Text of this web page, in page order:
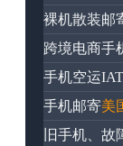
裸机散装邮
跨境电商手
手机空运
手机邮寄美
旧手机、